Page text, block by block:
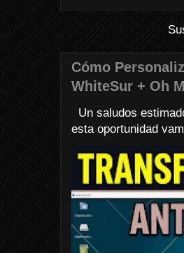
Cómo
WhiteSur + Oh
Un saludos
esta oportunidad